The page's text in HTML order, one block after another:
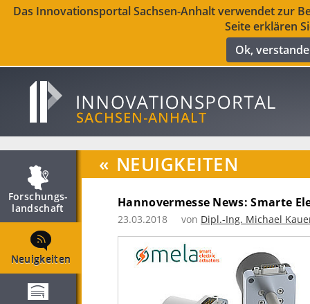
Das Innovationsportal Sachsen-Anhalt verwendet zur
Seite erklären
Ok,
Forschungs­
landschaft
Neuigkeiten
« NEUIGKEITEN
Hannovermesse News: Smarte
23.03.2018 von Dipl.-Ing. Michael